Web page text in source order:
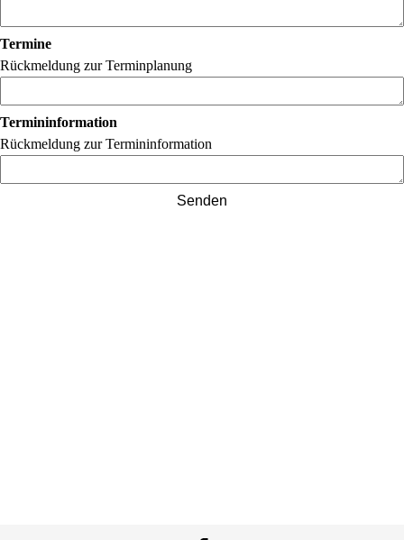
Termine
Rückmeldung zur Terminplanung
Termininformation
Rückmeldung zur Termininformation
Senden